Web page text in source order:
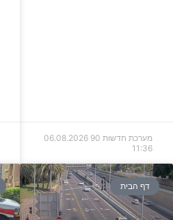
מערכת חדשות 90
06.08.2026
11:36
דף הבית